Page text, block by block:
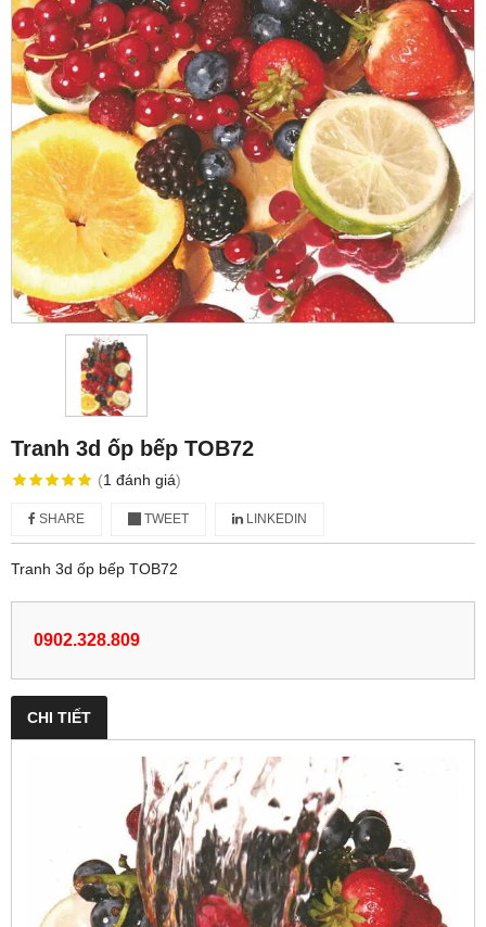
Tranh 3d ốp bếp TOB72
(1 đánh giá)
SHARE TWEET LINKEDIN
Tranh 3d ốp bếp TOB72
0902.328.809
CHI TIẾT